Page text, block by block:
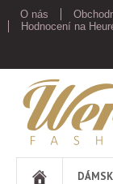
O nás
Hodnocení na
Werso